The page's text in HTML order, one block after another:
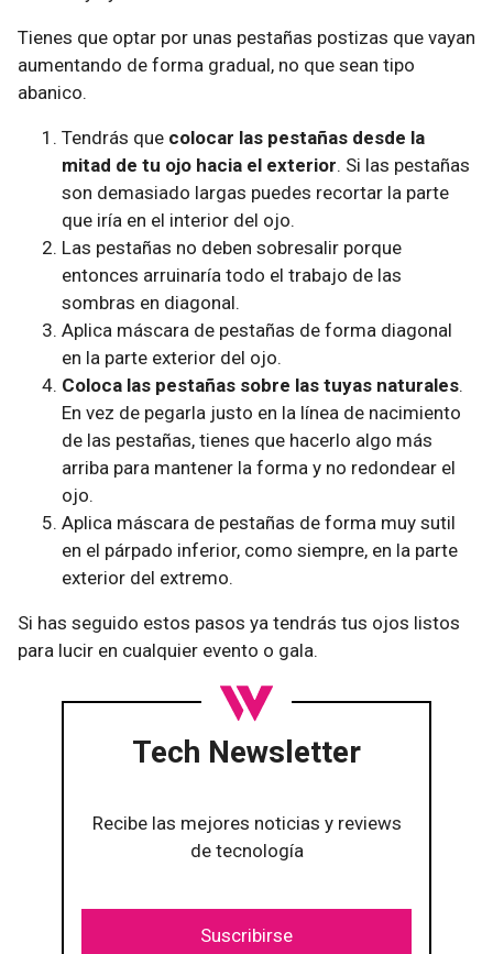
Tienes que optar por unas pestañas postizas que vayan
aumentando de forma gradual, no que sean tipo
abanico.
Tendrás que colocar las pestañas desde la
mitad de tu ojo hacia el exterior. Si las pestañas
son demasiado largas puedes recortar la parte
que iría en el interior del ojo.
Las pestañas no deben sobresalir porque
entonces arruinaría todo el trabajo de las
sombras en diagonal.
Aplica máscara de pestañas de forma diagonal
en la parte exterior del ojo.
Coloca las pestañas sobre las tuyas naturales.
En vez de pegarla justo en la línea de nacimiento
de las pestañas, tienes que hacerlo algo más
arriba para mantener la forma y no redondear el
ojo.
Aplica máscara de pestañas de forma muy sutil
en el párpado inferior, como siempre, en la parte
exterior del extremo.
Si has seguido estos pasos ya tendrás tus ojos listos
para lucir en cualquier evento o gala.
Tech Newsletter
Recibe las mejores noticias y reviews
de tecnología
Suscribirse